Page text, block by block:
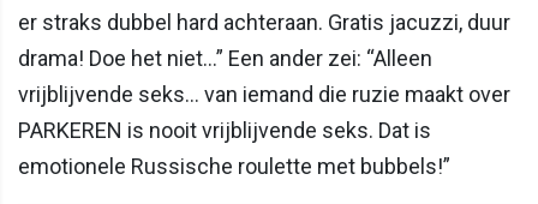
er straks dubbel hard achteraan. Gratis jacuzzi, duur
drama! Doe het niet…” Een ander zei: “Alleen
vrijblijvende seks… van iemand die ruzie maakt over
PARKEREN is nooit vrijblijvende seks. Dat is
emotionele Russische roulette met bubbels!”